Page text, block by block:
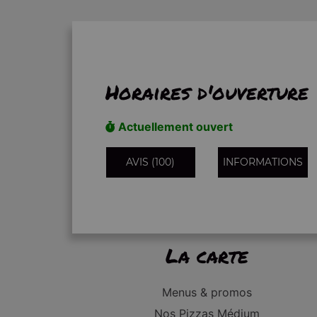
Horaires d'ouverture
Actuellement ouvert
AVIS (100) INFORMATIONS
La carte
Menus & promos
Nos Pizzas Médium